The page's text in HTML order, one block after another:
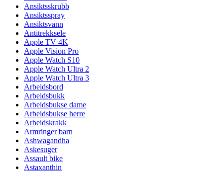
Ansiktsskrubb
Ansiktsspray
Ansiktsvann
Antitrekksele
Apple TV 4K
Apple Vision Pro
Apple Watch S10
Apple Watch Ultra 2
Apple Watch Ultra 3
Arbeidsbord
Arbeidsbukk
Arbeidsbukse dame
Arbeidsbukse herre
Arbeidskrakk
Armringer barn
Ashwagandha
Askesuger
Assault bike
Astaxanthin